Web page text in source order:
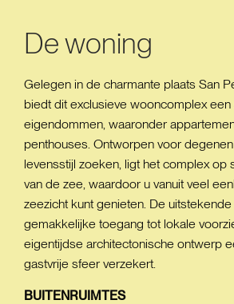
De woning
Gelegen in de charmante plaats San
biedt dit exclusieve wooncomplex
eigendommen, waaronder
penthouses. Ontworpen voor
levensstijl zoeken, ligt het complex op
van de zee, waardoor u vanuit veel
zeezicht kunt genieten. De
gemakkelijke toegang tot lokale
eigentijdse architectonische ontwerp
gastvrije sfeer verzekert.
BUITENRUIMTES